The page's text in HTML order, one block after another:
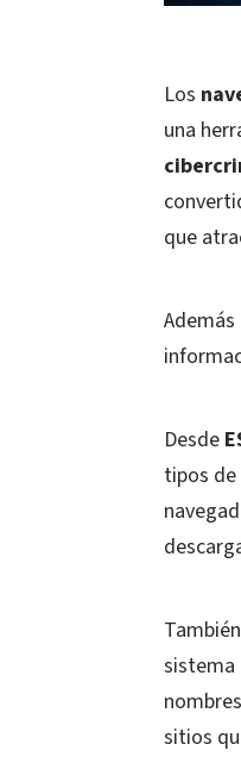
Los
una
que
Desde
tipos
sistema
sitios